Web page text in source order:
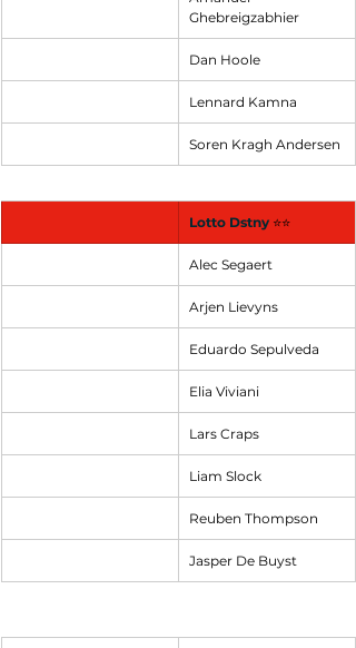
Ghebreigzabhier
Dan Hoole
Lennard Kamna
Soren Kragh Andersen
Lotto Dstny ⭐⭐
Alec Segaert
Arjen Lievyns
Eduardo Sepulveda
Elia Viviani
Lars Craps
Liam Slock
Reuben Thompson
Jasper De Buyst